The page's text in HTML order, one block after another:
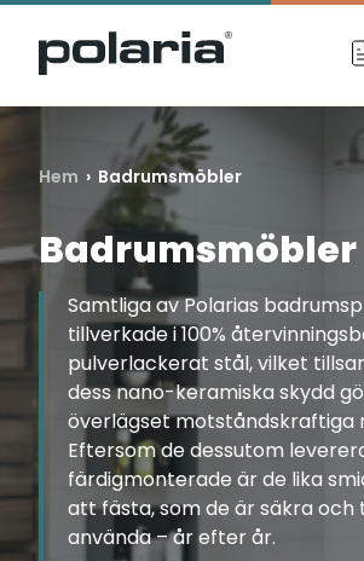
https://polaria.fi/name
Hem › Badrumsmöbler
Badrumsmöbler
Samtliga av Polarias
tillverkade i 100%
pulverlackerat stål, vilket
dess nano-keramiska skydd
överlägset motståndskraftiga
Eftersom de dessutom
färdigmonterade är de lika
att fästa, som de är säkra
använda – år efter år.